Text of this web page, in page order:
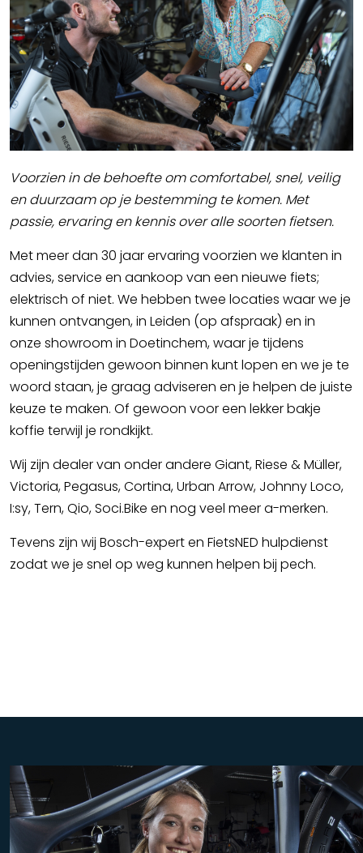
Voorzien in de behoefte om comfortabel, snel, veilig
en duurzaam op je bestemming te komen. Met
passie, ervaring en kennis over alle soorten fietsen.
Met meer dan 30 jaar ervaring voorzien we klanten in
advies, service en aankoop van een nieuwe fiets;
elektrisch of niet. We hebben twee locaties waar we je
kunnen ontvangen, in Leiden (op afspraak) en in
onze showroom in Doetinchem, waar je tijdens
openingstijden gewoon binnen kunt lopen en we je te
woord staan, je graag adviseren en je helpen de juiste
keuze te maken. Of gewoon voor een lekker bakje
koffie terwijl je rondkijkt.
Wij zijn dealer van onder andere Giant, Riese & Müller,
Victoria, Pegasus, Cortina, Urban Arrow, Johnny Loco,
I:sy, Tern, Qio, Soci.Bike en nog veel meer a-merken.
Tevens zijn wij Bosch-expert en FietsNED hulpdienst
zodat we je snel op weg kunnen helpen bij pech.